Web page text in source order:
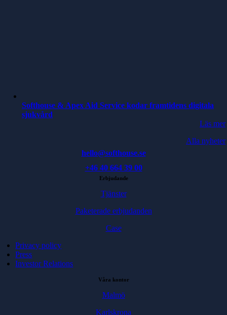
Softhouse & Apex Aid Service kodar framtidens digitala
sjukvård
Läs mer
Alla nyheter
hello@softhouse.se
+46 40 664 39 00
Erbjudande
Tjänster
Paketerade erbjudanden
Case
Privacy policy
Press
Investor Relations
Våra kontor
Malmö
Karlskrona